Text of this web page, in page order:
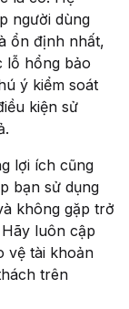
người dùng
ổn định nhất,
lỗ hổng bảo
ý kiểm soát
kiện sử
lợi ích cũng
bạn sử dụng
không gặp trở
luôn cập
vệ tài khoản
trên